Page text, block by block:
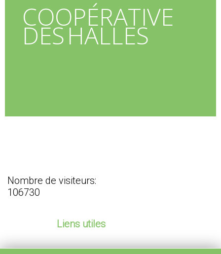
COOPÉRATIVE
DES HALLES
Nombre de visiteurs:
106730
Liens utiles